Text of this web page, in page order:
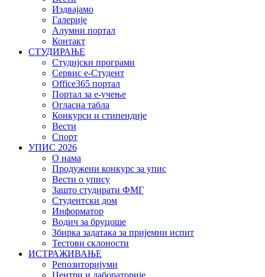
Издвајамо
Галерије
Алумни портал
Контакт
СТУДИРАЊЕ
Студијски програми
Сервис е-Студент
Office365 портал
Портал за е-учење
Огласна табла
Конкурси и стипендије
Вести
Спорт
УПИС 2026
О нама
Продужени конкурс за упис
Вести о упису
Зашто студирати ФМГ
Студентски дом
Информатор
Водич за бруцоше
Збиркa задатака за пријемни испит
Тестови склоности
ИСТРАЖИВАЊЕ
Репозиторијуми
Центри и лабораторије